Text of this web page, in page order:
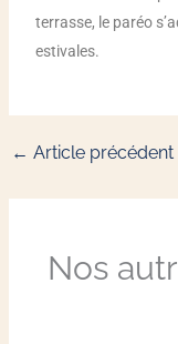
terrasse, le paréo
estivales.
← Article précédent
Nos